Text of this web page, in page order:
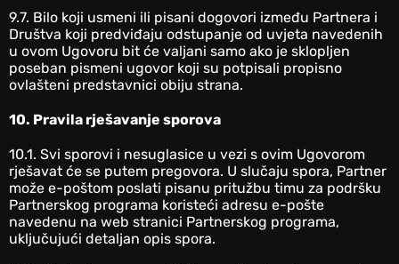
9.7. Bilo koji usmeni ili pisani dogovori između Partnera i
Društva koji predviđaju odstupanje od uvjeta navedenih
u ovom Ugovoru bit će valjani samo ako je sklopljen
poseban pismeni ugovor koji su potpisali propisno
ovlašteni predstavnici obiju strana.
10. Pravila rješavanje sporova
10.1. Svi sporovi i nesuglasice u vezi s ovim Ugovorom
rješavat će se putem pregovora. U slučaju spora, Partner
može e-poštom poslati pisanu pritužbu timu za podršku
Partnerskog programa koristeći adresu e-pošte
navedenu na web stranici Partnerskog programa,
uključujući detaljan opis spora.